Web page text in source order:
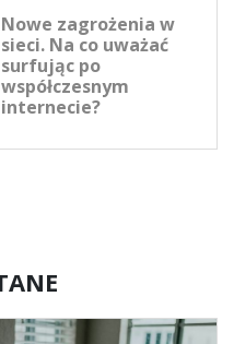
Nowe zagrożenia w
sieci. Na co uważać
surfując po
współczesnym
internecie?